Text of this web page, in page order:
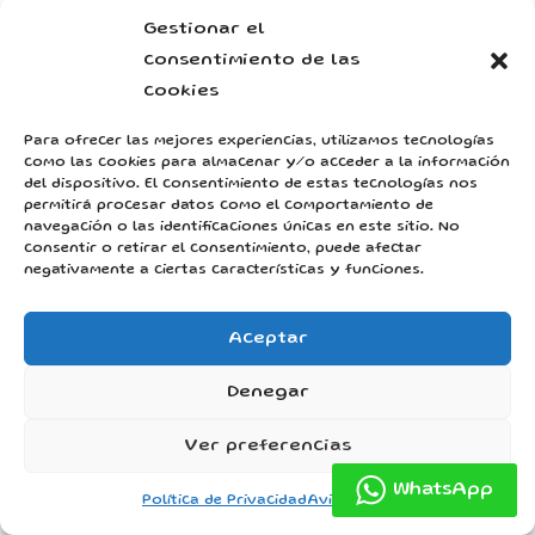
Gestionar el
consentimiento de las
cookies
Para ofrecer las mejores experiencias, utilizamos tecnologías
como las cookies para almacenar y/o acceder a la información
del dispositivo. El consentimiento de estas tecnologías nos
permitirá procesar datos como el comportamiento de
navegación o las identificaciones únicas en este sitio. No
consentir o retirar el consentimiento, puede afectar
negativamente a ciertas características y funciones.
Aceptar
Denegar
Ver preferencias
Política de PrivacidadAviso legal
Aviso legal
T: 678 426 880
WhatsApp